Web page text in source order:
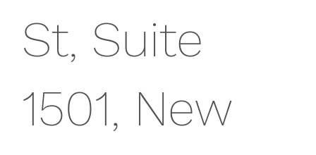
St, Suite
1501, New